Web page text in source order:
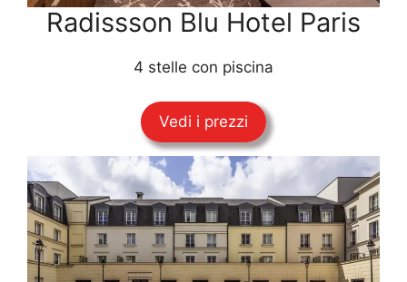
Radissson Blu Hotel Paris
4 stelle con piscina
Vedi i prezzi